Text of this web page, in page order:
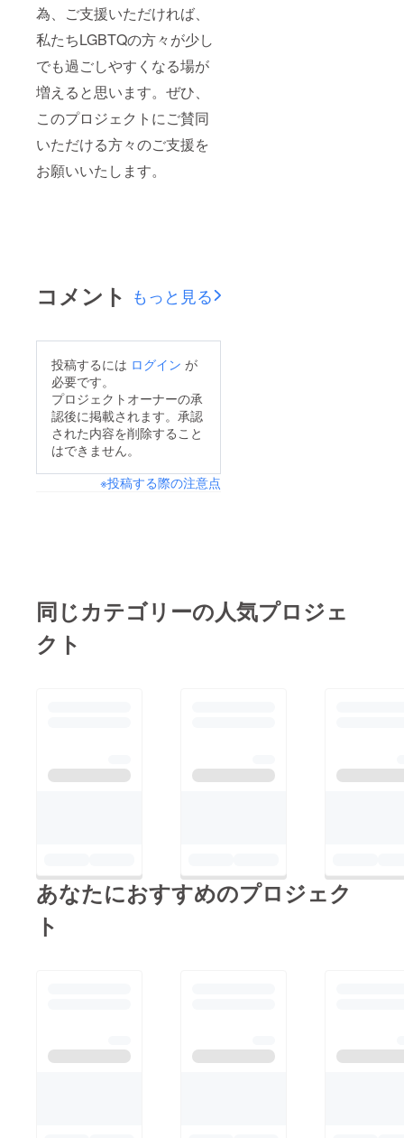
為、ご支援いただければ、
私たちLGBTQの方々が少し
でも過ごしやすくなる場が
増えると思います。ぜひ、
このプロジェクトにご賛同
いただける方々のご支援を
お願いいたします。
コメント もっと見る
投稿するには ログイン が
必要です。
プロジェクトオーナーの承
認後に掲載されます。承認
された内容を削除すること
はできません。
※投稿する際の注意点
同じカテゴリーの人気プロジェ
クト
あなたにおすすめのプロジェク
ト